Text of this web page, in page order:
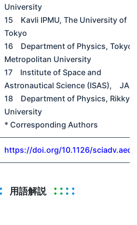
University
15 Kavli IPMU, The University of
Tokyo
16 Department of Physics, Tokyo
Metropolitan University
17 Institute of Space and
Astronautical Science (ISAS),
18 Department of Physics, Rikkyo
University
* Corresponding Authors
https://doi.org/10.1126/
用語解説